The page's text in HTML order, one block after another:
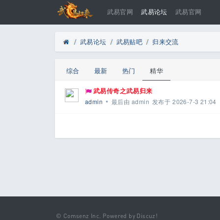
武易官网 武易论坛 武易官网
武易论坛 武易贴吧 归来交流
综合 最新 热门 精华
武易传奇之武易归来
admin • 最后由 admin 发布于 2026-7-3 21:04
© Comsenz Inc. Powered by Discuz!